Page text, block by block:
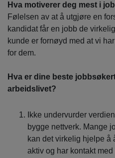
Hva motiverer deg mest i
Følelsen av at å utgjøre en
kandidat får en jobb de
kunde er fornøyd med at vi
for dem.
Hva er dine beste
arbeidslivet?
Ikke undervurder
bygge nettverk. Mange
kan det virkelig hjelpe å
aktiv og har kontakt